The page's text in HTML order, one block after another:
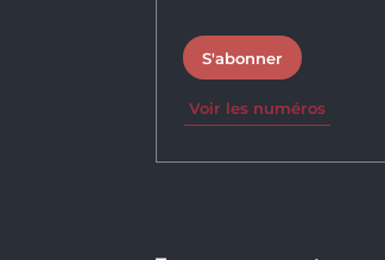
S'abonner
Voir les numéros